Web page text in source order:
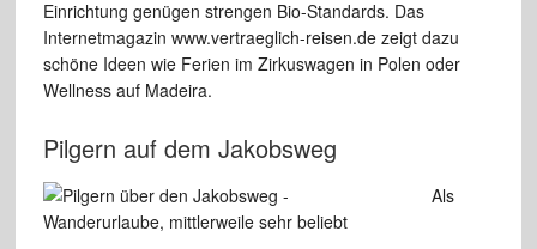
Einrichtung genügen strengen Bio-Standards. Das
Internetmagazin www.vertraeglich-reisen.de zeigt dazu
schöne Ideen wie Ferien im Zirkuswagen in Polen oder
Wellness auf Madeira.
Pilgern auf dem Jakobsweg
Als